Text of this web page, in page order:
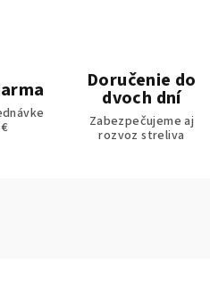
Doručenie do
dvoch dní
Zabezpečujeme aj
rozvoz streliva